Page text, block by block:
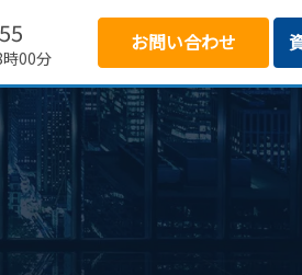
00分
お問い合わせ